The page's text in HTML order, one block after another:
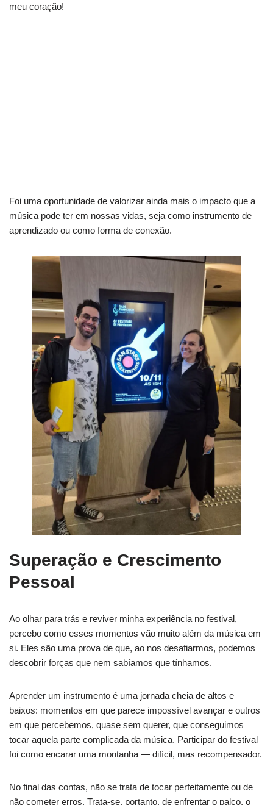
meu coração!
Foi uma oportunidade de valorizar ainda mais o impacto que a
música pode ter em nossas vidas, seja como instrumento de
aprendizado ou como forma de conexão.
Superação e Crescimento
Pessoal
Ao olhar para trás e reviver minha experiência no festival,
percebo como esses momentos vão muito além da música em
si. Eles são uma prova de que, ao nos desafiarmos, podemos
descobrir forças que nem sabíamos que tínhamos.
Aprender um instrumento é uma jornada cheia de altos e
baixos: momentos em que parece impossível avançar e outros
em que percebemos, quase sem querer, que conseguimos
tocar aquela parte complicada da música. Participar do festival
foi como encarar uma montanha — difícil, mas recompensador.
No final das contas, não se trata de tocar perfeitamente ou de
não cometer erros. Trata-se, portanto, de enfrentar o palco, o